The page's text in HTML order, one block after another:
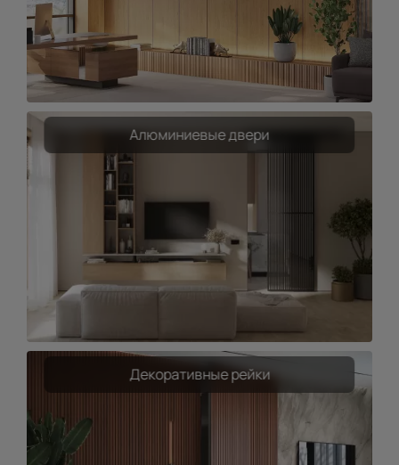
Алюминиевые двери
Декоративные рейки